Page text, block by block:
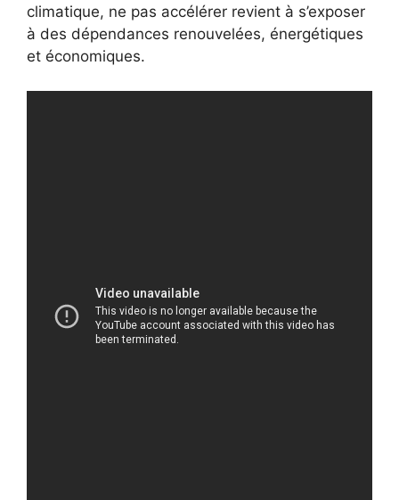
climatique, ne pas accélérer revient à s’exposer
à des dépendances renouvelées, énergétiques
et économiques.